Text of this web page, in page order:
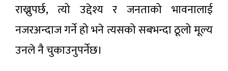
राख्नुपर्छ, त्यो उद्देश्य र जनताको भावनालाई
नजरअन्दाज गर्ने हो भने त्यसको सबभन्दा ठूलो मूल्य
उनले नै चुकाउनुपर्नेछ।